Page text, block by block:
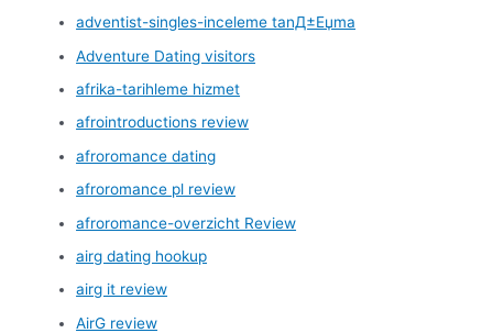
adventist-singles-inceleme tanД±Еџma
Adventure Dating visitors
afrika-tarihleme hizmet
afrointroductions review
afroromance dating
afroromance pl review
afroromance-overzicht Review
airg dating hookup
airg it review
AirG review